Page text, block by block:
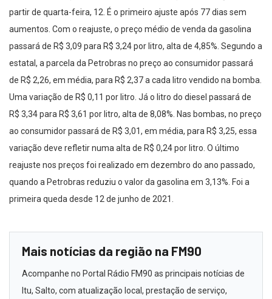
partir de quarta-feira, 12. É o primeiro ajuste após 77 dias sem
aumentos. Com o reajuste, o preço médio de venda da gasolina
passará de R$ 3,09 para R$ 3,24 por litro, alta de 4,85%. Segundo a
estatal, a parcela da Petrobras no preço ao consumidor passará
de R$ 2,26, em média, para R$ 2,37 a cada litro vendido na bomba.
Uma variação de R$ 0,11 por litro. Já o litro do diesel passará de
R$ 3,34 para R$ 3,61 por litro, alta de 8,08%. Nas bombas, no preço
ao consumidor passará de R$ 3,01, em média, para R$ 3,25, essa
variação deve refletir numa alta de R$ 0,24 por litro. O último
reajuste nos preços foi realizado em dezembro do ano passado,
quando a Petrobras reduziu o valor da gasolina em 3,13%. Foi a
primeira queda desde 12 de junho de 2021.
Mais notícias da região na FM90
Acompanhe no Portal Rádio FM90 as principais notícias de
Itu, Salto, com atualização local, prestação de serviço,